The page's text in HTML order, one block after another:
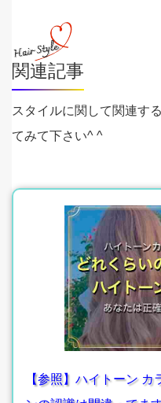
関連記事
スタイルに関して関連す
てみて下さい^ ^
【参照】ハイトーン